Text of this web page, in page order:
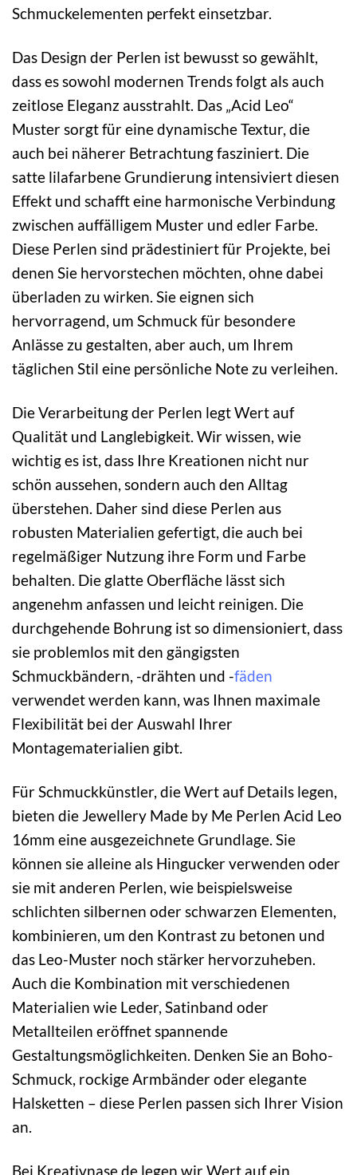
Schmuckelementen perfekt einsetzbar.
Das Design der Perlen ist bewusst so gewählt,
dass es sowohl modernen Trends folgt als auch
zeitlose Eleganz ausstrahlt. Das „Acid Leo“
Muster sorgt für eine dynamische Textur, die
auch bei näherer Betrachtung fasziniert. Die
satte lilafarbene Grundierung intensiviert diesen
Effekt und schafft eine harmonische Verbindung
zwischen auffälligem Muster und edler Farbe.
Diese Perlen sind prädestiniert für Projekte, bei
denen Sie hervorstechen möchten, ohne dabei
überladen zu wirken. Sie eignen sich
hervorragend, um Schmuck für besondere
Anlässe zu gestalten, aber auch, um Ihrem
täglichen Stil eine persönliche Note zu verleihen.
Die Verarbeitung der Perlen legt Wert auf
Qualität und Langlebigkeit. Wir wissen, wie
wichtig es ist, dass Ihre Kreationen nicht nur
schön aussehen, sondern auch den Alltag
überstehen. Daher sind diese Perlen aus
robusten Materialien gefertigt, die auch bei
regelmäßiger Nutzung ihre Form und Farbe
behalten. Die glatte Oberfläche lässt sich
angenehm anfassen und leicht reinigen. Die
durchgehende Bohrung ist so dimensioniert, dass
sie problemlos mit den gängigsten
Schmuckbändern, -drähten und -fäden
verwendet werden kann, was Ihnen maximale
Flexibilität bei der Auswahl Ihrer
Montagematerialien gibt.
Für Schmuckkünstler, die Wert auf Details legen,
bieten die Jewellery Made by Me Perlen Acid Leo
16mm eine ausgezeichnete Grundlage. Sie
können sie alleine als Hingucker verwenden oder
sie mit anderen Perlen, wie beispielsweise
schlichten silbernen oder schwarzen Elementen,
kombinieren, um den Kontrast zu betonen und
das Leo-Muster noch stärker hervorzuheben.
Auch die Kombination mit verschiedenen
Materialien wie Leder, Satinband oder
Metallteilen eröffnet spannende
Gestaltungsmöglichkeiten. Denken Sie an Boho-
Schmuck, rockige Armbänder oder elegante
Halsketten – diese Perlen passen sich Ihrer Vision
an.
Bei Kreativnase.de legen wir Wert auf ein